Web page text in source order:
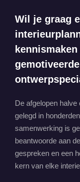
Wil je graag
De afgelopen
gelegd in
samenwerking is
beantwoorde aan
gespreken en een
kern van elke